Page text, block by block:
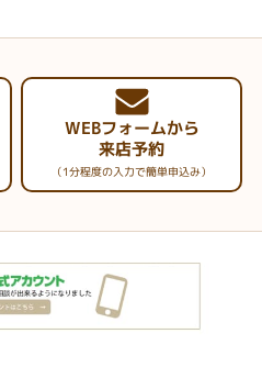
WEBフォームから
来店予約
（1分程度の入力で簡単申込み）